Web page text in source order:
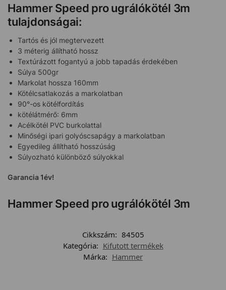
Hammer Speed pro ugrálókötél 3m
tulajdonságai:
Tartós és jól megtervezett
3 méterig állítható hossz
Textúrázott fogantyú a jobb tapadás érdekében
Súlya 500gr
Markolat hossza 160mm
Kötélcsatlakozás a markolatban
90°-os kötélfordítás
kötélátmérő: 6mm
Acélkötél PVC burkolattal
Minőségi ipari golyóscsapágy a markolatban
Egyedileg állítható hosszúság
Súlyozható különböző súlyokkal
Garancia 1év!
Hammer Speed pro ugrálókötél 3m
Cikkszám: 84505
Kategória: Kifutott termékek
Márka: Hammer